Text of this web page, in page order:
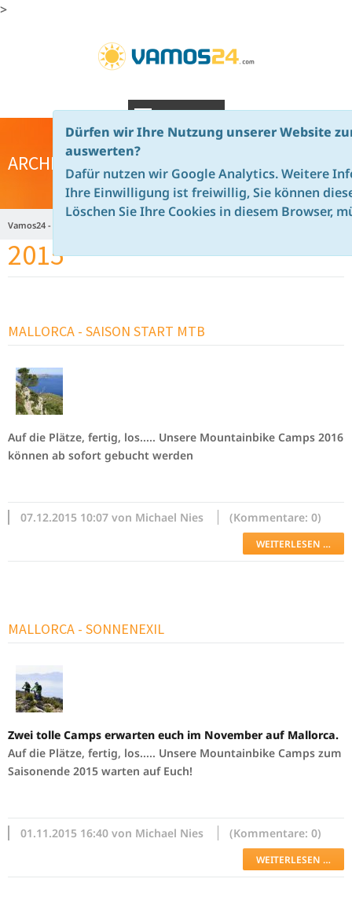
>
NAVIGATION
ARCHIV
Vamos24 - de
2015
MALLORCA - SAISON START MTB
Auf die Plätze, fertig, los..... Unsere Mountainbike Camps 2016
können ab sofort gebucht werden
07.12.2015 10:07 von Michael Nies (Kommentare: 0)
WEITERLESEN …
MALLORCA - SONNENEXIL
Zwei tolle Camps erwarten euch im November auf Mallorca.
Auf die Plätze, fertig, los..... Unsere Mountainbike Camps zum
Saisonende 2015 warten auf Euch!
01.11.2015 16:40 von Michael Nies (Kommentare: 0)
WEITERLESEN …
Dürfen wir Ihre Nutzung unserer Website
auswerten?
Dafür nutzen wir Google Analytics. Weitere
Ihre Einwilligung ist freiwillig, Sie können
Löschen Sie Ihre Cookies in diesem Browser,